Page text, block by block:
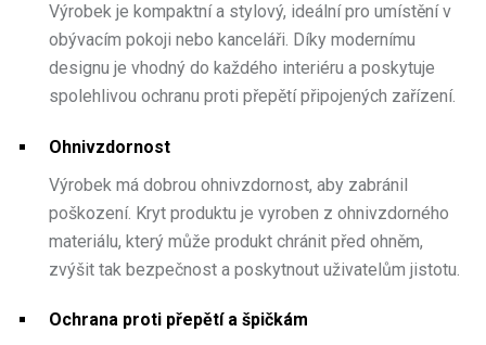
Výrobek je kompaktní a stylový, ideální pro umístění v
obývacím pokoji nebo kanceláři. Díky modernímu
designu je vhodný do každého interiéru a poskytuje
spolehlivou ochranu proti přepětí připojených zařízení.
Ohnivzdornost
Výrobek má dobrou ohnivzdornost, aby zabránil
poškození. Kryt produktu je vyroben z ohnivzdorného
materiálu, který může produkt chránit před ohněm,
zvýšit tak bezpečnost a poskytnout uživatelům jistotu.
Ochrana proti přepětí a špičkám